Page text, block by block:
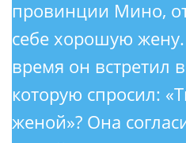
провинции Мино,
себе хорошую жену.
время он встретил
которую спросил:
женой»? Она